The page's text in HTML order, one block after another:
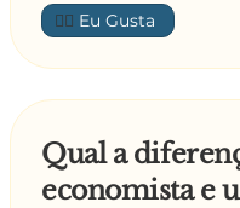
👍🏼
Qual a
economista e